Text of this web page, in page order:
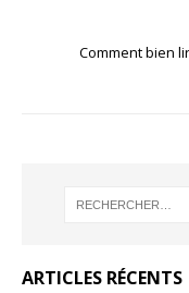
Comment bien
ARTICLES RÉCENTS